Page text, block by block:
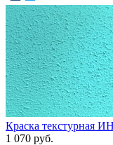
Краска текстурная
1 070 руб.